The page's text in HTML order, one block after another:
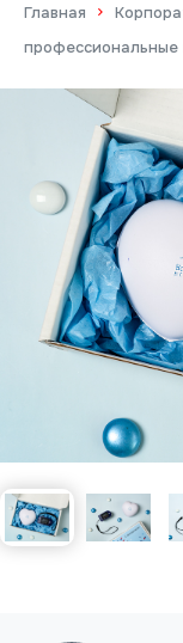
Главная
профессиональные
Нажимая на